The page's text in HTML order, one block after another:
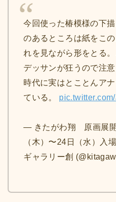
今回使った椿模様の下
のあるところは紙をこ
れを見ながら形をとる
デッサンが狂うので注
時代に実はとことんア
ている。
— きたがわ翔 原画展
（木）〜24日（水）入
ギャラリー創